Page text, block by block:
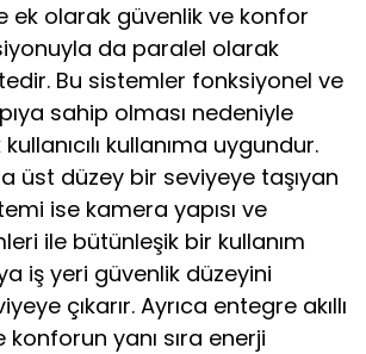
ek olarak güvenlik ve konfor
da paralel olarak
Bu sistemler fonksiyonel ve
sahip olması nedeniyle
kullanıma uygundur.
üst düzey bir seviyeye taşıyan
ise kamera yapısı ve
ile bütünleşik bir kullanım
iş yeri güvenlik düzeyini
çıkarır. Ayrıca entegre akıllı
yanı sıra enerji